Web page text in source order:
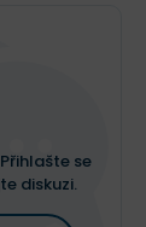
se
diskuzi.